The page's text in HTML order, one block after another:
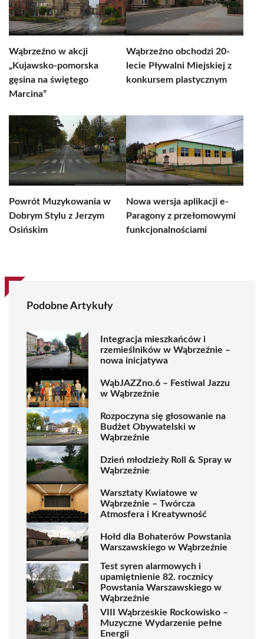
Wąbrzeźno w akcji
„Kujawsko-pomorska
gęsina na świętego
Marcina”
Wąbrzeźno obchodzi 20-
lecie Pływalni Miejskiej z
konkursem plastycznym
Powrót Muzykowania w
Dobrym Stylu z Jerzym
Osińskim
Nowa wersja aplikacji e-
Paragony z przełomowymi
funkcjonalnościami
Podobne Artykuły
Integracja mieszkańców i
rzemieślników w Wąbrzeźnie –
nowa inicjatywa
WąbJAZZno.6 – Festiwal Jazzu
w Wąbrzeźnie
Rozpoczyna się głosowanie na
Budżet Obywatelski w
Wąbrzeźnie
Dzień młodzieży Roll & Spray w
Wąbrzeźnie
Warsztaty Kwiatowe w
Wąbrzeźnie – Twórcza
Atmosfera i Kreatywność
Hołd dla Bohaterów Powstania
Warszawskiego w Wąbrzeźnie
Test syren alarmowych i
upamiętnienie 82. rocznicy
Powstania Warszawskiego w
Wąbrzeźnie
VIII Wąbrzeskie Rockowisko –
Muzyczne Wydarzenie pełne
Energii